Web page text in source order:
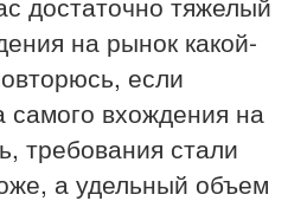
на рынок какой-
если
вхождения на
требования стали
а удельный объем